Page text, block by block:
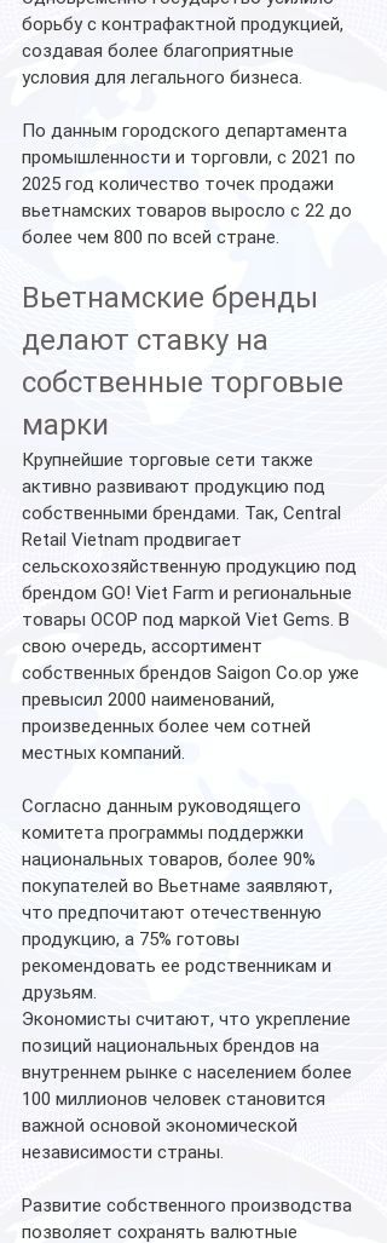
борьбу с контрафактной продукцией,
создавая более благоприятные
условия для легального бизнеса.
По данным городского департамента
промышленности и торговли, с 2021 по
2025 год количество точек продажи
вьетнамских товаров выросло с 22 до
более чем 800 по всей стране.
Вьетнамские бренды
делают ставку на
собственные торговые
марки
Крупнейшие торговые сети также
активно развивают продукцию под
собственными брендами. Так, Central
Retail Vietnam продвигает
сельскохозяйственную продукцию под
брендом GO! Viet Farm и региональные
товары OCOP под маркой Viet Gems. В
свою очередь, ассортимент
собственных брендов Saigon Co.op уже
превысил 2000 наименований,
произведенных более чем сотней
местных компаний.
Согласно данным руководящего
комитета программы поддержки
национальных товаров, более 90%
покупателей во Вьетнаме заявляют,
что предпочитают отечественную
продукцию, а 75% готовы
рекомендовать ее родственникам и
друзьям.
Экономисты считают, что укрепление
позиций национальных брендов на
внутреннем рынке с населением более
100 миллионов человек становится
важной основой экономической
независимости страны.
Развитие собственного производства
позволяет сохранять валютные